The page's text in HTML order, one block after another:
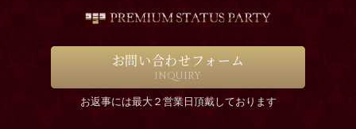
お問い合わせフォーム
INQUIRY
お返事には最大２営業日頂戴しております